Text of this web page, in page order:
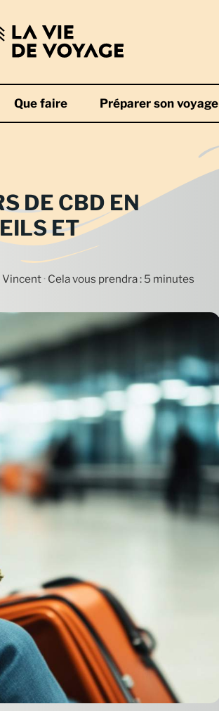
Que faire Préparer son voyage
DE CBD EN
ET
Vincent· Cela vous prendra : 5 minutes